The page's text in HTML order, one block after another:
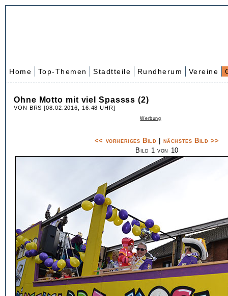
Home Top-Themen Stadtteile Rundherum Vereine
Ohne Motto mit viel Spassss (2)
VON BRS [08.02.2016, 16.48 UHR]
Werbung
<< vorheriges Bild
nächstes Bild >>
Bild 1 von 10